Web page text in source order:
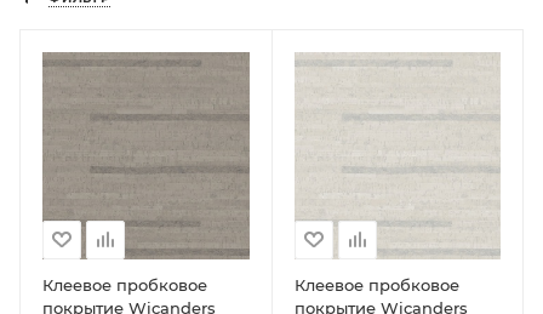
Клеевое пробковое
покрытие Wicanders
Клеевое пробковое
покрытие Wicanders